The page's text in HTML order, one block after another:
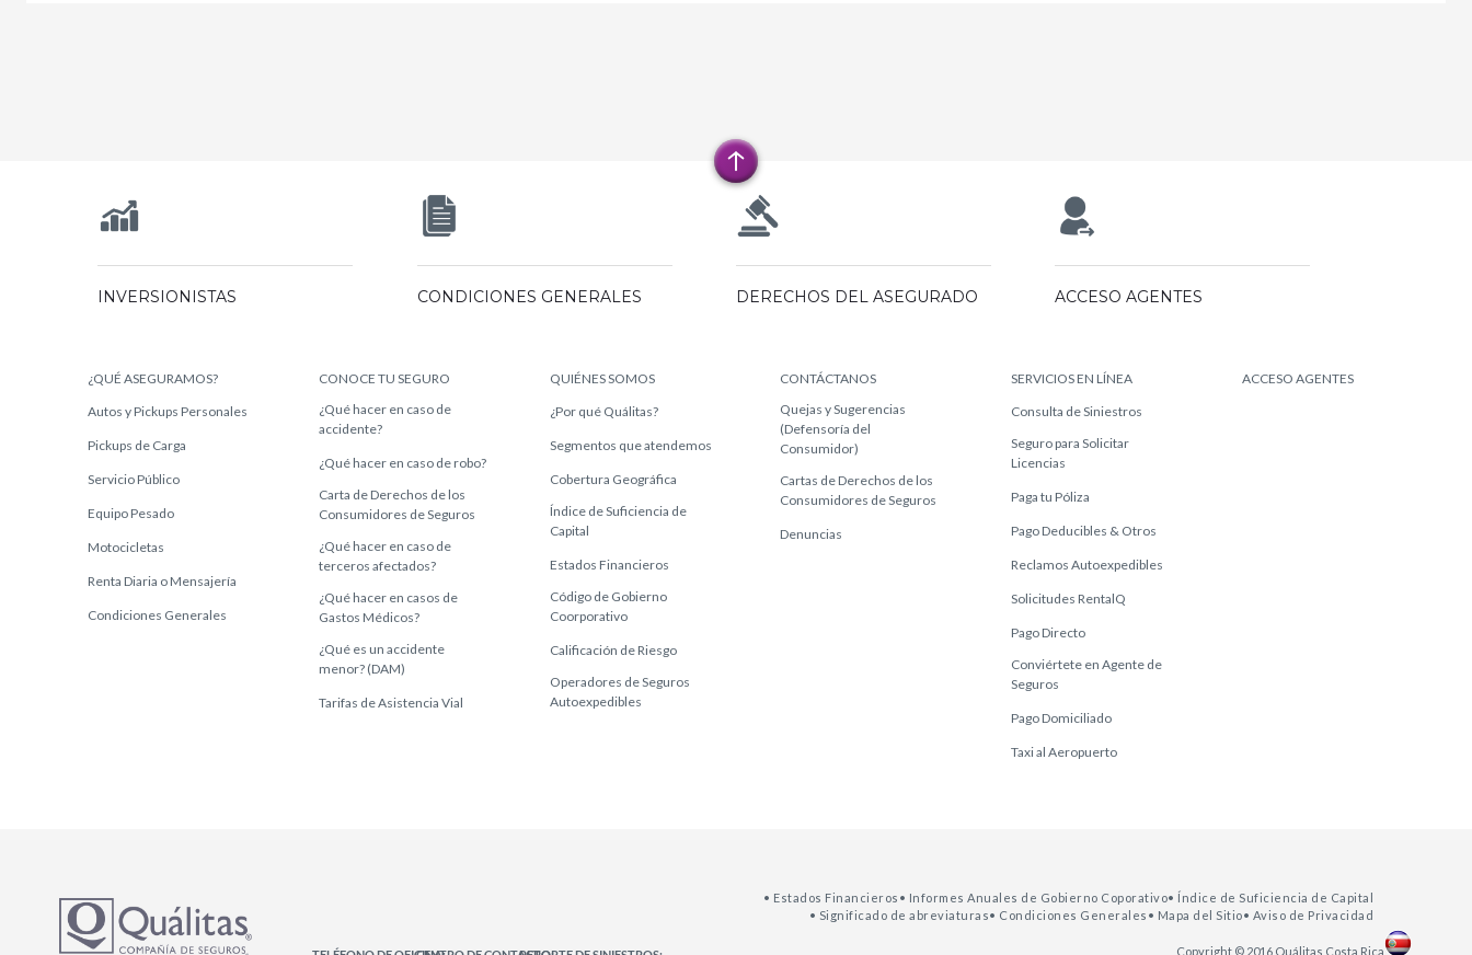
INVERSIONISTAS CONDICIONES GENERALES DERECHOS DEL ASEGURADO ACCESO AGENTES
¿QUÉ ASEGURAMOS?
Autos y Pickups Personales
Pickups de Carga
Servicio Público
Equipo Pesado
Motocicletas
Renta Diaria o Mensajería
Condiciones Generales
CONOCE TU SEGURO
¿Qué hacer en caso de
accidente?
¿Qué hacer en caso de robo?
Carta de Derechos de los
Consumidores de Seguros
¿Qué hacer en caso de
terceros afectados?
¿Qué hacer en casos de
Gastos Médicos?
¿Qué es un accidente
menor? (DAM)
Tarifas de Asistencia Vial
QUIÉNES SOMOS
¿Por qué Quálitas?
Segmentos que atendemos
Cobertura Geográfica
Índice de Suficiencia de
Capital
Estados Financieros
Código de Gobierno
Coorporativo
Calificación de Riesgo
Operadores de Seguros
Autoexpedibles
CONTÁCTANOS
Quejas y Sugerencias
(Defensoría del
Consumidor)
Cartas de Derechos de los
Consumidores de Seguros
Denuncias
SERVICIOS EN LÍNEA
Consulta de Siniestros
Seguro para Solicitar
Licencias
Paga tu Póliza
Pago Deducibles & Otros
Reclamos Autoexpedibles
Solicitudes RentalQ
Pago Directo
Conviértete en Agente de
Seguros
Pago Domiciliado
Taxi al Aeropuerto
ACCESO AGENTES
• Estados Financieros • Informes Anuales de Gobierno Coporativo• Índice de Suficiencia de Capital
• Significado de abreviaturas• Condiciones Generales • Mapa del Sitio• Aviso de Privacidad
Copyright © 2016 Quálitas Costa Rica